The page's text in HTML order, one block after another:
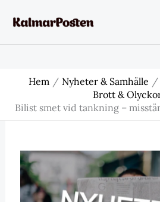
Hem Nyheter & Samhälle
Brott &
Bilist smet vid tankning –